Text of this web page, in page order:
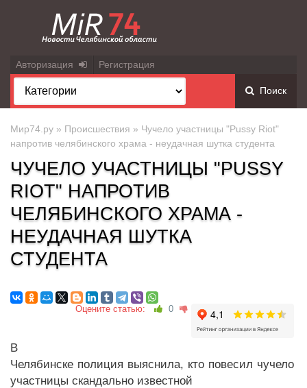
Авторизация Регистрация
Поиск
Мир74.ру » Происшествия » Чучело участницы "Pussy Riot"
напротив челябинского храма - неудачная шутка студента
ЧУЧЕЛО УЧАСТНИЦЫ "PUSSY
RIOT" НАПРОТИВ
ЧЕЛЯБИНСКОГО ХРАМА -
НЕУДАЧНАЯ ШУТКА
СТУДЕНТА
Оцените статью: 0
В
Челябинске полиция выяснила, кто повесил чучело
участницы скандально известной